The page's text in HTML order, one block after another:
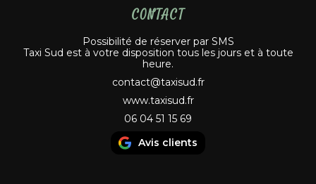
CONTACT
Possibilité de réserver par SMS
Taxi Sud est à votre disposition tous les jours et à toute
heure.
contact@taxisud.fr
www.taxisud.fr
06 04 51 15 69
Avis clients